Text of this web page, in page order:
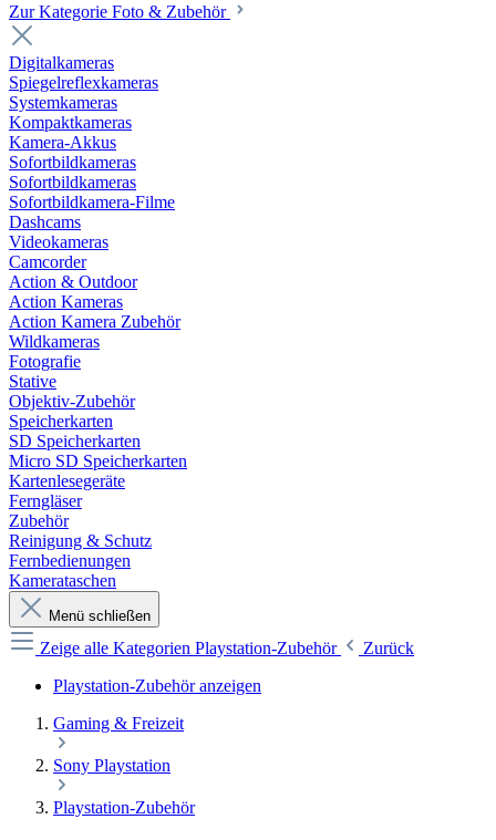
Zur Kategorie Foto & Zubehör
Digitalkameras
Spiegelreflexkameras
Systemkameras
Kompaktkameras
Kamera-Akkus
Sofortbildkameras
Sofortbildkameras
Sofortbildkamera-Filme
Dashcams
Videokameras
Camcorder
Action & Outdoor
Action Kameras
Action Kamera Zubehör
Wildkameras
Fotografie
Stative
Objektiv-Zubehör
Speicherkarten
SD Speicherkarten
Micro SD Speicherkarten
Kartenlesegeräte
Ferngläser
Zubehör
Reinigung & Schutz
Fernbedienungen
Kamerataschen
Menü schließen
Zeige alle Kategorien Playstation-Zubehör
Zurück
Playstation-Zubehör anzeigen
Gaming & Freizeit
Sony Playstation
Playstation-Zubehör